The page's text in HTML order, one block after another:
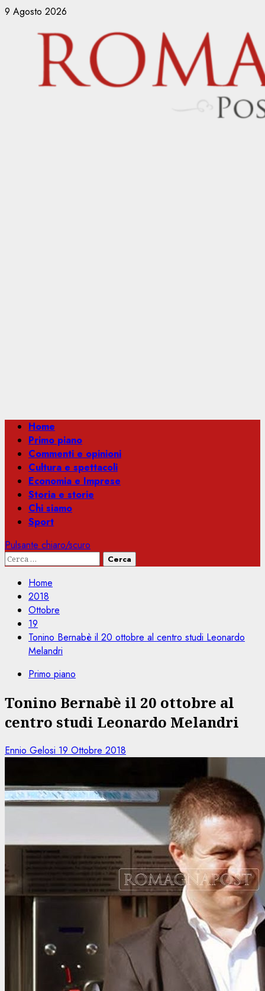
Vai
contenuto
9 Agosto 2026
Menu
principale
Home
Primo piano
Commenti e opinioni
Cultura e spettacoli
Economia e Imprese
Storia e storie
Chi siamo
Sport
Pulsante chiaro/scuro
Ricerca
Home
2018
Ottobre
19
Tonino Bernabè il 20 ottobre al centro studi Leonardo
Melandri
Primo piano
Tonino Bernabè il 20 ottobre al
centro studi Leonardo Melandri
Ennio Gelosi 19 Ottobre 2018